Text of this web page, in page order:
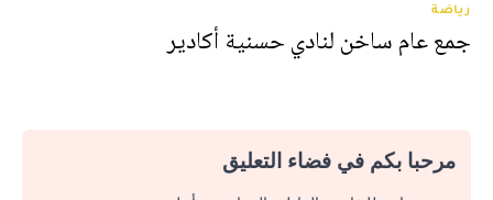
رياضة
جمع عام ساخن لنادي حسنية أكادير
مرحبا بكم في فضاء التعليق